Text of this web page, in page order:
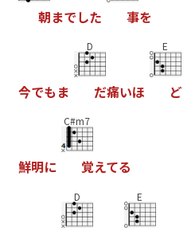
朝までした 事を
今でもま
D
だ痛いほ
E
ど
鮮明に
C#m7
覚えてる
D E